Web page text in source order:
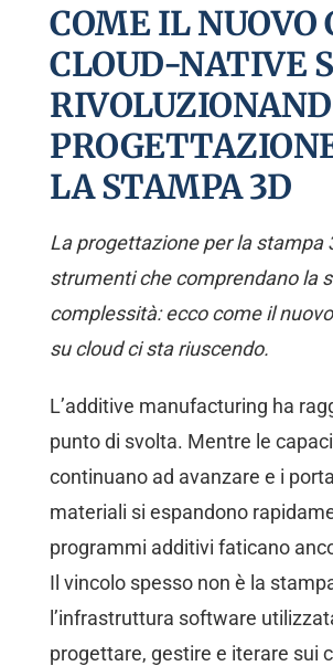
COME IL NUOVO
CLOUD-NATIVE
LA STAMPA 3D
La progettazione per la stampa
strumenti che comprendano la
complessità: ecco come il
su cloud ci sta riuscendo.
L’additive manufacturing ha
punto di svolta. Mentre le
continuano ad avanzare e i
materiali si espandono
programmi additivi faticano
Il vincolo spesso non è la
l’infrastruttura software
progettare, gestire e iterare sui